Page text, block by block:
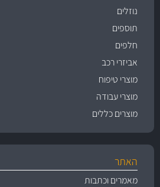
נוזלים
תוספים
חלפים
אביזרי רכב
מוצרי טיפוח
מוצרי עבודה
מוצרים כללים
האתר
מאמרים וכתבות